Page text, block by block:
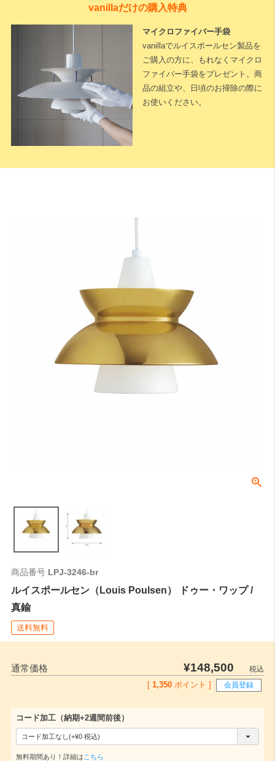
下記に測定した長さなどを入力いただくと全長が算出されます。
A：テーブルの高さ（床面からテーブル天板までの長さ）
床からテーブルの天板トップまでの高さになります。一般的なダイニ
ングテーブルの場合は70〜74cmが主流です。
B：テーブル天板から器具の下面（任意）
テーブル天板と器具の間の高さでこちらは任意の寸法となります。ル
イスポールセンでは、テーブル上の照度や、視界に入る照明器具が美
0
ご注文時はこちらの数値をご記入ください。
vanillaだけの購入特典
マイクロファイバー手袋
vanillaでルイスポールセン製品を
ご購入の方に、もれなくマイクロ
ファイバー手袋をプレゼント。商
品の組立や、日頃のお掃除の際に
お使いください。
商品番号 LPJ-3246-br
ルイスポールセン（Louis Poulsen） ドゥー・ワップ /
真鍮
送料無料
通常価格 ¥148,500
税込
1,350 ポイント ] 会員登録
コード加工（納期+2週間前後）
無料期間あり！詳細は こちら